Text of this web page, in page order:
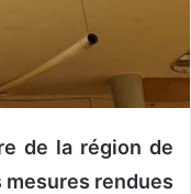
de la région de
mesures rendues